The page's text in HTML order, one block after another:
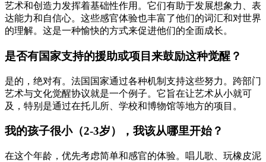
艺术和创造力发挥着基础性作用。它们有助于发展想象力、表
达能力和自信心。这些感官体验也丰富了他们的词汇和对世界
的理解。这是一种愉快的方式来促进他们的全面成长。
是否有国家支持的援助或项目来鼓励这种觉醒？
是的，绝对有。法国国家通过各种机制支持这些努力。跨部门
艺术与文化觉醒协议就是一个例子。它旨在让艺术从小就可
及，特别是通过在托儿所、学校和博物馆等地方的项目。
我的孩子很小（2-3岁），我该从哪里开始？
在这个年龄，优先考虑简单和感官的体验。唱儿歌、玩橡皮泥